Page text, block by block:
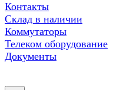
Контакты
Склад в наличии
Коммутаторы
Телеком оборудование
Документы